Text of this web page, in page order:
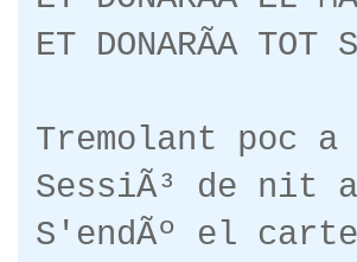
ET DONARÃA
Tremolant poc
SessiÃ³ de nit
S'endÃº el